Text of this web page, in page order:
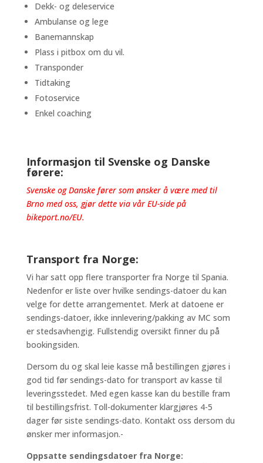
Dekk- og deleservice
Ambulanse og lege
Banemannskap
Plass i pitbox om du vil.
Transponder
Tidtaking
Fotoservice
Enkel coaching
Informasjon til Svenske og Danske
førere:
Svenske og Danske fører som ønsker å være med til
Brno med oss, gjør dette via vår EU-side på
bikeport.no/EU.
Transport fra Norge:
Vi har satt opp flere transporter fra Norge til Spania.
Nedenfor er liste over hvilke sendings-datoer du kan
velge for dette arrangementet. Merk at datoene er
sendings-datoer, ikke innlevering/pakking av MC som
er stedsavhengig. Fullstendig oversikt finner du på
bookingsiden.
Dersom du og skal leie kasse må bestillingen gjøres i
god tid før sendings-dato for transport av kasse til
leveringsstedet. Med egen kasse kan du bestille fram
til bestillingsfrist. Toll-dokumenter klargjøres 4-5
dager før siste sendings-dato. Kontakt oss dersom du
ønsker mer informasjon.-
Oppsatte sendingsdatoer fra Norge: